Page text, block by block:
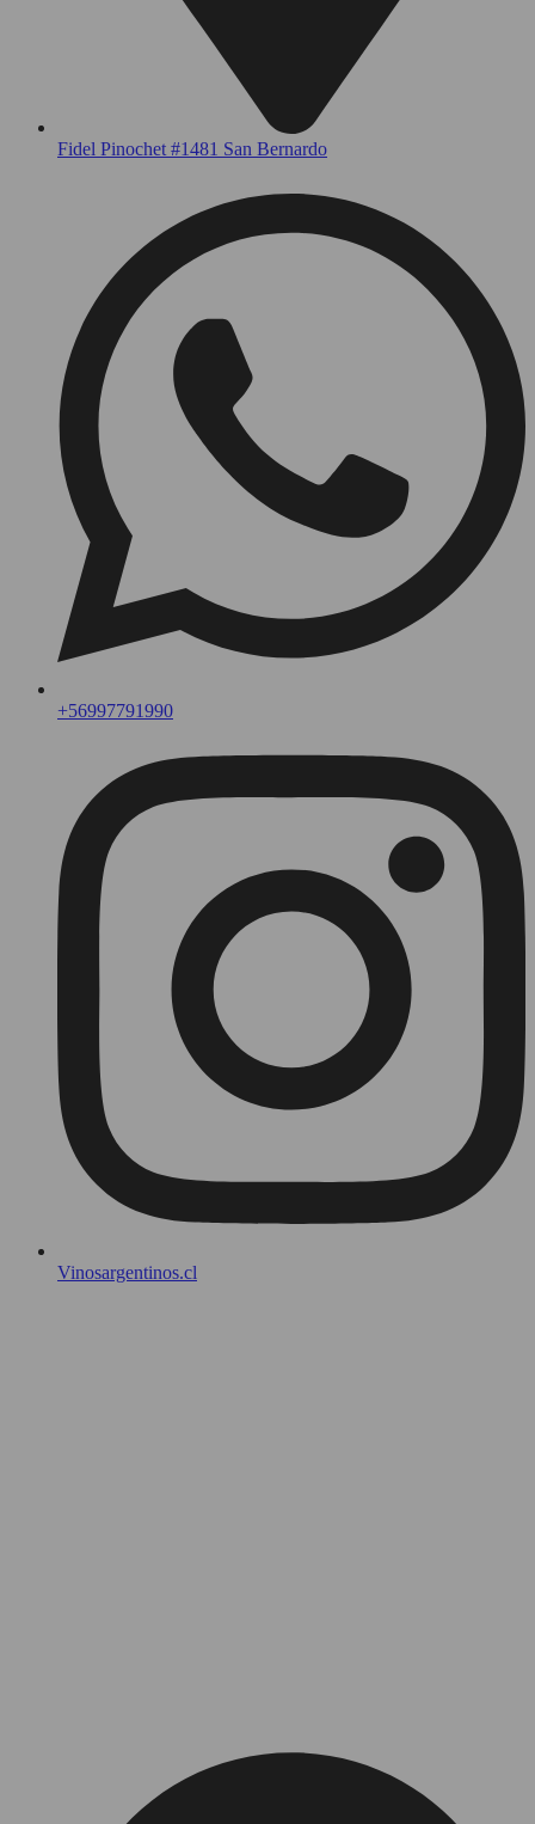
Fidel Pinochet #1481 San Bernardo
+56997791990
Vinosargentinos.cl